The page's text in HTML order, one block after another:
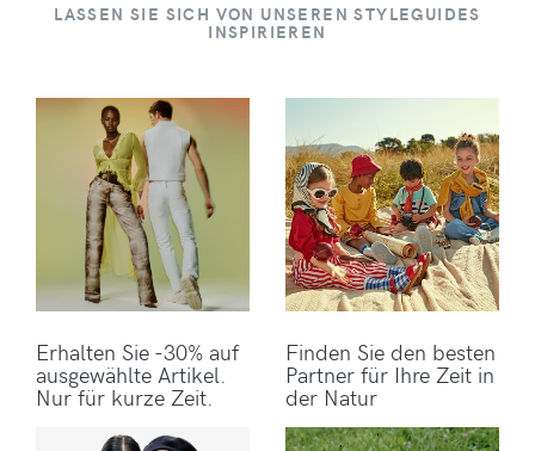
LASSEN SIE SICH VON UNSEREN STYLEGUIDES
INSPIRIEREN
Erhalten Sie -30% auf
ausgewählte Artikel.
Nur für kurze Zeit.
Finden Sie den besten
Partner für Ihre Zeit in
der Natur